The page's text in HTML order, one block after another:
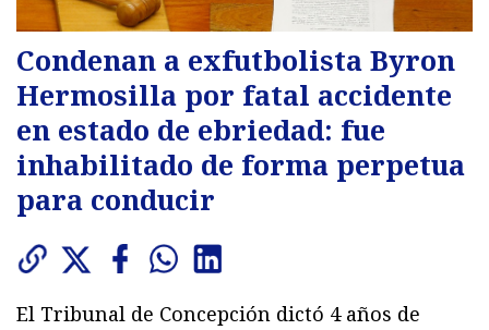
Condenan a exfutbolista Byron
Hermosilla por fatal accidente
en estado de ebriedad: fue
inhabilitado de forma perpetua
para conducir
El Tribunal de Concepción dictó 4 años de